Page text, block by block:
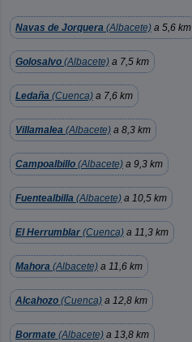
Navas de Jorquera (Albacete) a 5,6 km
Golosalvo (Albacete) a 7,5 km
Ledaña (Cuenca) a 7,6 km
Villamalea (Albacete) a 8,3 km
Campoalbillo (Albacete) a 9,3 km
Fuentealbilla (Albacete) a 10,5 km
El Herrumblar (Cuenca) a 11,3 km
Mahora (Albacete) a 11,6 km
Alcahozo (Cuenca) a 12,8 km
Bormate (Albacete) a 13,8 km